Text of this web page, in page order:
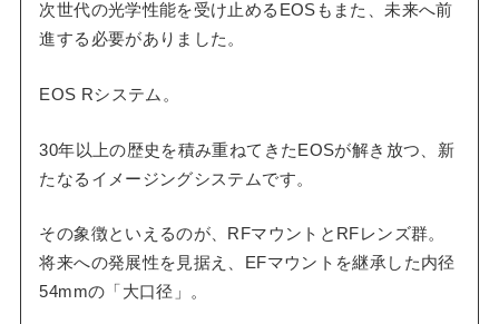
次世代の光学性能を受け止めるEOSもまた、未来へ前
進する必要がありました。
EOS Rシステム。
30年以上の歴史を積み重ねてきたEOSが解き放つ、新
たなるイメージングシステムです。
その象徴といえるのが、RFマウントとRFレンズ群。
将来への発展性を見据え、EFマウントを継承した内径
54mmの「大口径」。